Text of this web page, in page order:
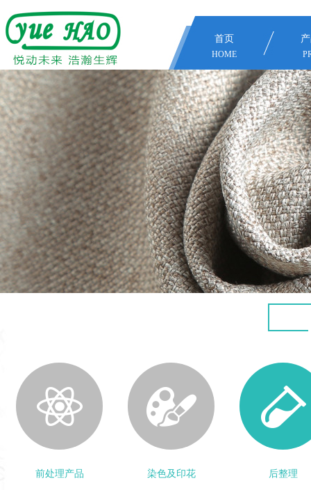
首页
HOME
前处理产品 染色及印花 后整理